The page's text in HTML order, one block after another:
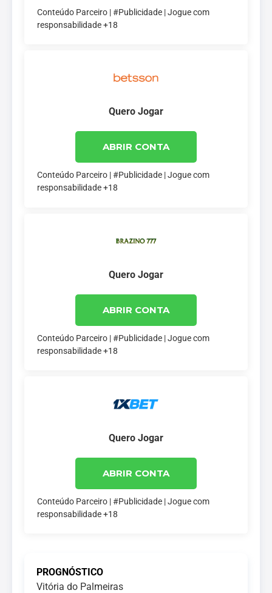
Conteúdo Parceiro | #Publicidade | Jogue com
responsabilidade +18
Quero Jogar
ABRIR CONTA
Conteúdo Parceiro | #Publicidade | Jogue com
responsabilidade +18
Quero Jogar
ABRIR CONTA
Conteúdo Parceiro | #Publicidade | Jogue com
responsabilidade +18
Quero Jogar
ABRIR CONTA
Conteúdo Parceiro | #Publicidade | Jogue com
responsabilidade +18
PROGNÓSTICO
Vitória do Palmeiras